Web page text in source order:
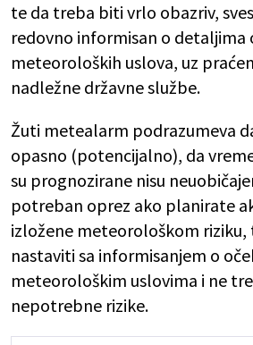
te da treba biti vrlo obazriv,
redovno informisan o detaljima
meteoroloških uslova, uz
nadležne državne službe.
Žuti metealarm podrazumeva
opasno (potencijalno), da
su prognozirane nisu
potreban oprez ako planirate
izložene meteorološkom riziku,
nastaviti sa informisanjem o
meteorološkim uslovima i ne
nepotrebne rizike.